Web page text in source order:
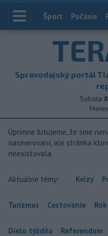
Index
Šport Počasie
Spravodajský portál
Sobota
Úprimne ľutujeme, že sme
nasmerovaní, ale stránka
neexistovala
Aktuálne témy: Kvízy
Turizmus Cestovanie
Dielo týždňa Referendum